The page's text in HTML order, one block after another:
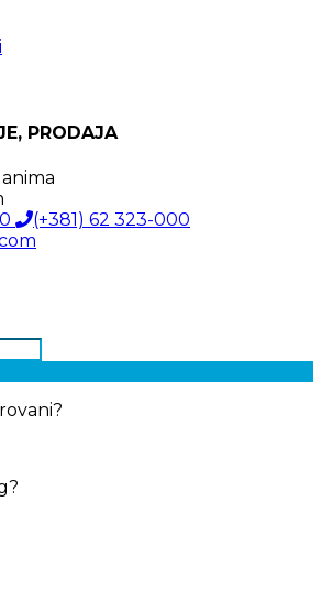
PRODAJA
(+381) 62 323-000